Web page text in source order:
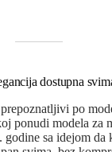
dostupna
po
ponudi modela za
godine sa idejom da